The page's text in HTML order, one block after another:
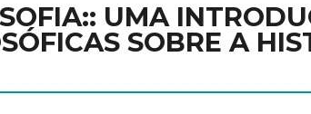
UMA
SOBRE A